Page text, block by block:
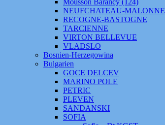
Mousson Barancy (124)
NEUFCHATEAU-MALONNE
RECOGNE-BASTOGNE
TARCIENNE
VIRTON BELLEVUE
VLADSLO
Bosnien-Herzegowina
Bulgarien
GOCE DELCEV
MARINO POLE
PETRIC
PLEVEN
SANDANSKI
SOFIA